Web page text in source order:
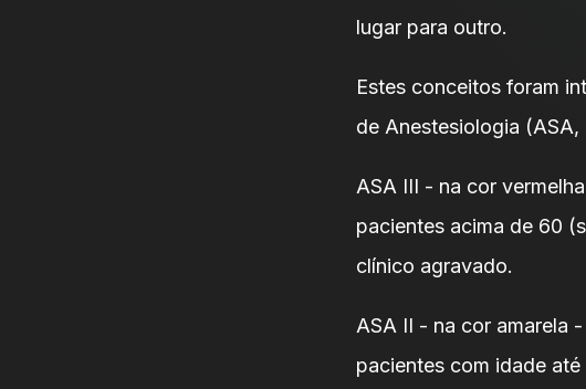
lugar para outro.
Estes conceitos foram
de Anestesiologia
ASA III - na cor
pacientes acima de 60
clínico agravado.
ASA II - na cor amarela
pacientes com idade